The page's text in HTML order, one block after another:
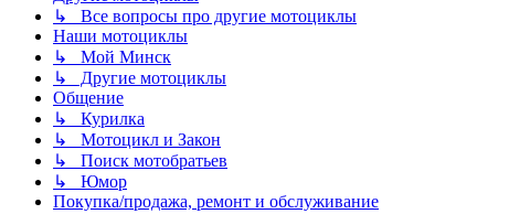
↳ Все вопросы про другие мотоциклы
Наши мотоциклы
↳ Мой Минск
↳ Другие мотоциклы
Общение
↳ Курилка
↳ Мотоцикл и Закон
↳ Поиск мотобратьев
↳ Юмор
Покупка/продажа, ремонт и обслуживание